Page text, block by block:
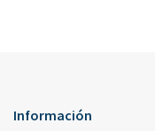
Información